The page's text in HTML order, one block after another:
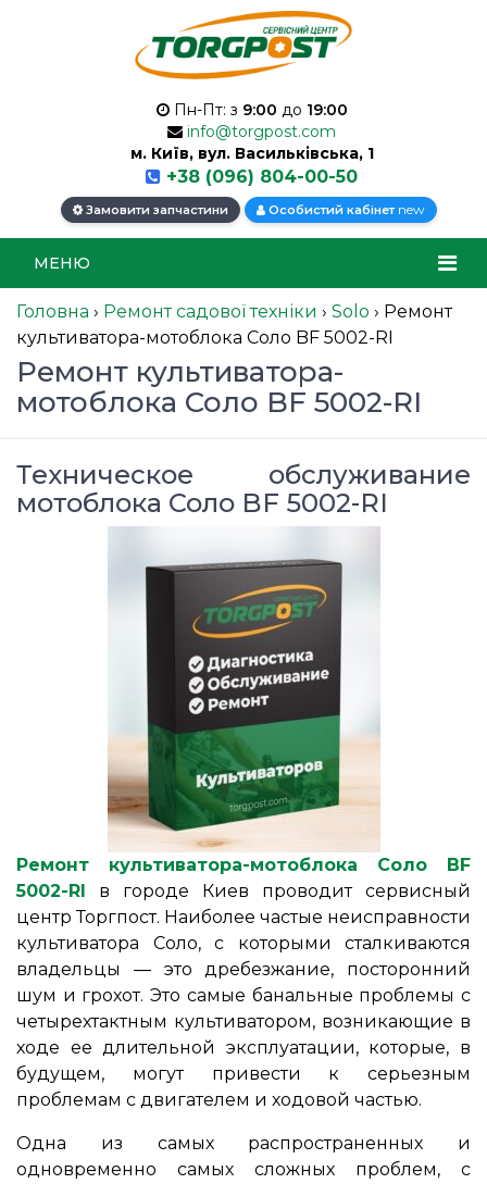
Пн-Пт: з 9:00 до 19:00
info@torgpost.com
м. Київ, вул. Васильківська, 1
+38 (096) 804-00-50
Замовити запчастини Особистий кабінет new
МЕНЮ
Головна › Ремонт садової техніки › Solo › Ремонт
культиватора-мотоблока Соло BF 5002-RI
Ремонт культиватора-
мотоблока Соло BF 5002-RI
Техническое обслуживание
мотоблока Соло BF 5002-RI
Ремонт культиватора-мотоблока Соло BF
5002-RI в городе Киев проводит сервисный
центр Торгпост. Наиболее частые неисправности
культиватора Соло, с которыми сталкиваются
владельцы ― это дребезжание, посторонний
шум и грохот. Это самые банальные проблемы с
четырехтактным культиватором, возникающие в
ходе ее длительной эксплуатации, которые, в
будущем, могут привести к серьезным
проблемам с двигателем и ходовой частью.
Одна из самых распространенных и
одновременно самых сложных проблем, с